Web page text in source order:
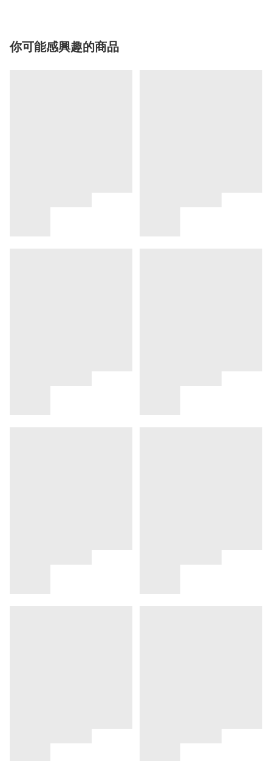
你可能感興趣的商品